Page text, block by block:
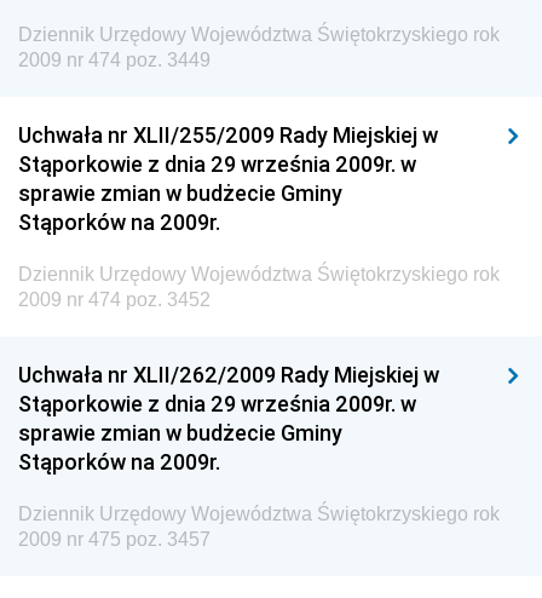
Dziennik Urzędowy Ministra Klimatu i Środowiska
Narodowego i Sportu
Dziennik Urzędowy Ministra Finansów, Funduszy i
Polityki Regionalnej
Dziennik Urzędowy Ministra Rozwoju, Pracy i
Technologii
Dziennik Urzędowy Ministra Kultury, Dziedzictwa
Dziennik Urzędowy Ministra Rodziny i Polityki
Społecznej
Dziennik Urzędowy Komendy Głównej Straży
Granicznej
Dziennik Urzędowy Głównego Inspektoratu Transportu
Drogowego
Dziennik Urzędowy Województwa Świętokrzyskiego rok
2009 nr 474 poz. 3449
Uchwała nr XLII/255/2009 Rady Miejskiej w
Stąporkowie z dnia 29 września 2009r. w
sprawie zmian w budżecie Gminy
Stąporków na 2009r.
Dziennik Urzędowy Województwa Świętokrzyskiego rok
2009 nr 474 poz. 3452
Uchwała nr XLII/262/2009 Rady Miejskiej w
Stąporkowie z dnia 29 września 2009r. w
sprawie zmian w budżecie Gminy
Stąporków na 2009r.
Dziennik Urzędowy Województwa Świętokrzyskiego rok
2009 nr 475 poz. 3457